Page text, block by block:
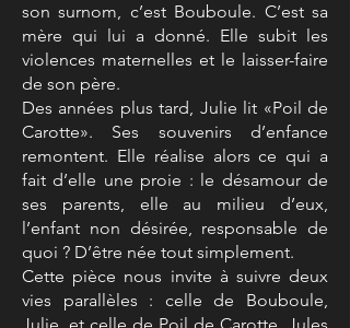
son surnom, c’est Bouboule. C’est sa
mère qui lui a donné. Elle subit les
violences maternelles et le laisser-faire
de son père.
Des années plus tard, Julie lit «Poil de
Carotte». Ses souvenirs d’enfance
remontent. Elle réalise alors ce qui a
fait d’elle une proie : le désamour de
ses parents, elle au milieu d’eux,
l’enfant non désirée, responsable de
quoi ? D’être née tout simplement.
Cette pièce nous invite à suivre deux
vies parallèles : celle de Bouboule,